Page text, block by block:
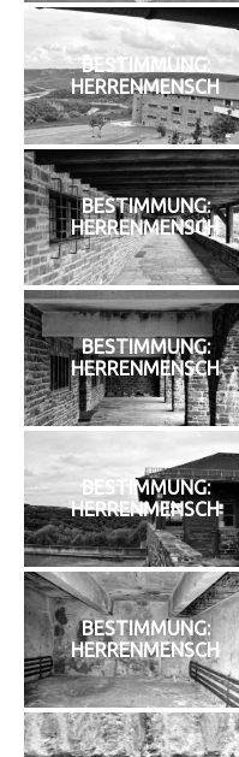
BESTIMMUNG:
HERRENMENSCH
BESTIMMUNG:
HERRENMENSCH
BESTIMMUNG:
HERRENMENSCH
BESTIMMUNG:
HERRENMENSCH
BESTIMMUNG:
HERRENMENSCH